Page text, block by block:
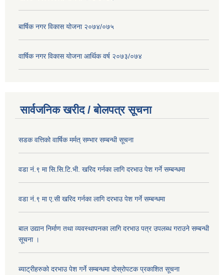
बार्षिक नगर विकास योजना २०७४/०७५
वार्षिक नगर विकास योजना आर्थिक वर्ष २०७३/०७४
सार्वजनिक खरीद / बोलपत्र सूचना
सडक वत्तिको वार्षिक मर्मत् सम्भार सम्बन्धी सूचना
वडा नं.९ मा सि.सि.टि.भी. खरिद गर्नका लागि दरभाउ पेश गर्ने सम्बन्धमा
वडा नं.९ मा ए.सी खरिद गर्नका लागि दरभाउ पेश गर्ने सम्बन्धमा
बाल उद्यान निर्माण तथा व्यवस्थापनका लागि दरभाउ पत्र उपलब्ध गराउने सम्बन्धी
सूचना ।
ब्याट्रीहरुको दरभाउ पेश गर्ने सम्बन्धमा दोस्रोपटक प्रकाशित सूचना